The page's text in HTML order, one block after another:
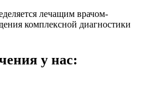
лечащим врачом-
комплексной диагностики
у нас: